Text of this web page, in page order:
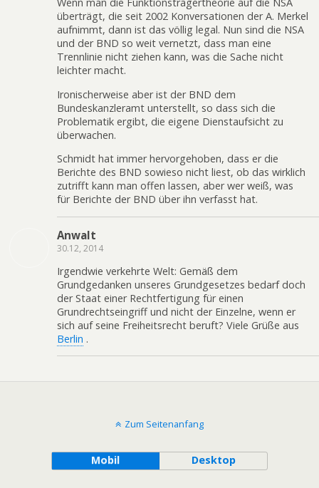
Wenn man die Funktionsträgertheorie auf die NSA
überträgt, die seit 2002 Konversationen der A. Merkel
aufnimmt, dann ist das völlig legal. Nun sind die NSA
und der BND so weit vernetzt, dass man eine
Trennlinie nicht ziehen kann, was die Sache nicht
leichter macht.
Ironischerweise aber ist der BND dem
Bundeskanzleramt unterstellt, so dass sich die
Problematik ergibt, die eigene Dienstaufsicht zu
überwachen.
Schmidt hat immer hervorgehoben, dass er die
Berichte des BND sowieso nicht liest, ob das wirklich
zutrifft kann man offen lassen, aber wer weiß, was
für Berichte der BND über ihn verfasst hat.
Anwalt
30.12, 2014
Irgendwie verkehrte Welt: Gemäß dem
Grundgedanken unseres Grundgesetzes bedarf doch
der Staat einer Rechtfertigung für einen
Grundrechtseingriff und nicht der Einzelne, wenn er
sich auf seine Freiheitsrecht beruft? Viele Grüße aus
Berlin .
Zum Seitenanfang
Mobil Desktop